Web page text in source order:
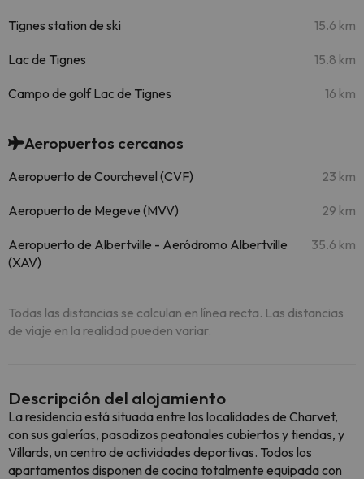
Tignes station de ski 15.6 km
Lac de Tignes 15.8 km
Campo de golf Lac de Tignes 16 km
Aeropuertos cercanos
Aeropuerto de Courchevel (CVF) 23 km
Aeropuerto de Megeve (MVV) 29 km
Aeropuerto de Albertville - Aeródromo Albertville
(XAV)
35.6 km
Todas las distancias se calculan en línea recta. Las distancias
de viaje en la realidad pueden variar.
Descripción del alojamiento
La residencia está situada entre las localidades de Charvet,
con sus galerías, pasadizos peatonales cubiertos y tiendas, y
Villards, un centro de actividades deportivas. Todos los
apartamentos disponen de cocina totalmente equipada con